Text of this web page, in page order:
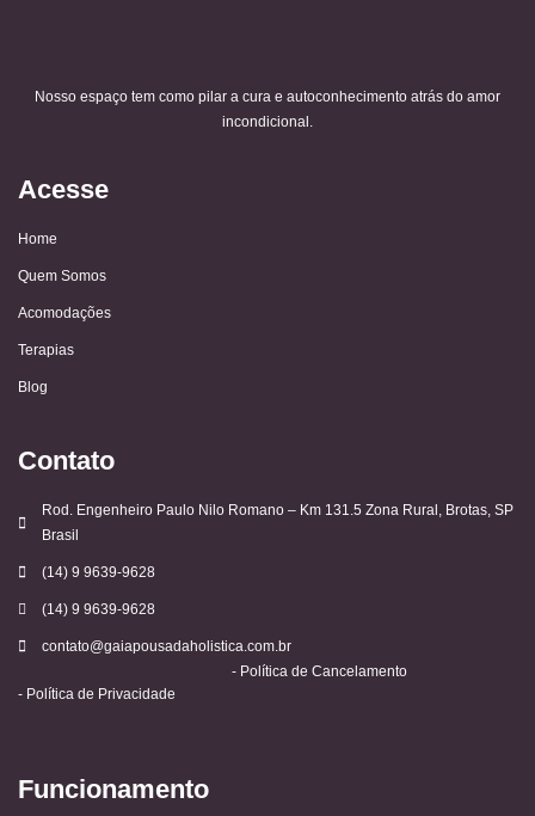
Nosso espaço tem como pilar a cura e autoconhecimento atrás do amor
incondicional.
Acesse
Home
Quem Somos
Acomodações
Terapias
Blog
Contato
Rod. Engenheiro Paulo Nilo Romano – Km 131.5 Zona Rural, Brotas, SP
Brasil
(14) 9 9639-9628
(14) 9 9639-9628
contato@gaiapousadaholistica.com.br
- Política de Privacidade
- Política de Cancelamento
Funcionamento